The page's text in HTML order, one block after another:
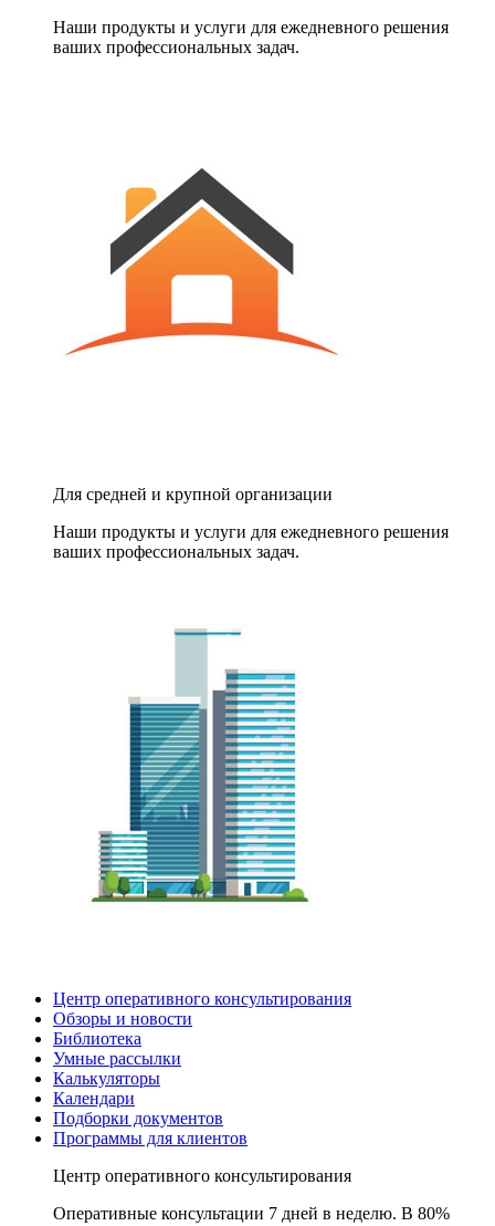
Наши продукты и услуги для ежедневного решения
ваших профессиональных задач.
Для средней и крупной организации
Наши продукты и услуги для ежедневного решения
ваших профессиональных задач.
Центр оперативного консультирования
Обзоры и новости
Библиотека
Умные рассылки
Калькуляторы
Календари
Подборки документов
Программы для клиентов
Центр оперативного консультирования
Оперативные консультации 7 дней в неделю. В 80%